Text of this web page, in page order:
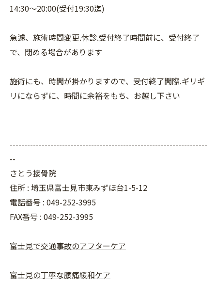
14:30〜20:00(受付19:30迄)
急遽、施術時間変更.休診.受付終了時間前に、受付終了
で、閉める場合があります
施術にも、時間が掛かりますので、受付終了間際.ギリギ
リにならずに、時間に余裕をもち、お越し下さい
--------------------------------------------------------------------
--
さとう接骨院
住所 : 埼玉県富士見市東みずほ台1-5-12
電話番号 : 049-252-3995
FAX番号 : 049-252-3995
富士見で交通事故のアフターケア
富士見の丁寧な腰痛緩和ケア